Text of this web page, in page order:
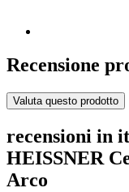
Recensione
Valuta questo prodotto
recensioni in
HEISSNER
Arco